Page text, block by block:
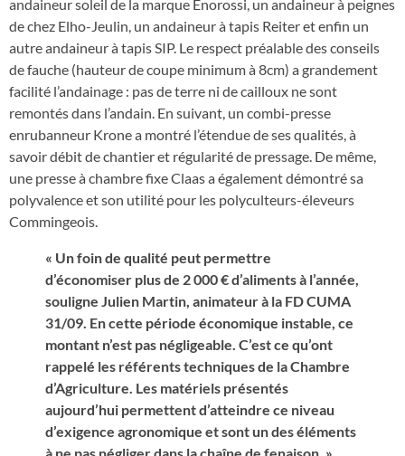
andaineur soleil de la marque Enorossi, un andaineur à peignes
de chez Elho-Jeulin, un andaineur à tapis Reiter et enfin un
autre andaineur à tapis SIP. Le respect préalable des conseils
de fauche (hauteur de coupe minimum à 8cm) a grandement
facilité l’andainage : pas de terre ni de cailloux ne sont
remontés dans l’andain. En suivant, un combi-presse
enrubanneur Krone a montré l’étendue de ses qualités, à
savoir débit de chantier et régularité de pressage. De même,
une presse à chambre fixe Claas a également démontré sa
polyvalence et son utilité pour les polyculteurs-éleveurs
Commingeois.
« Un foin de qualité peut permettre
d’économiser plus de 2 000 € d’aliments à l’année,
souligne Julien Martin, animateur à la FD CUMA
31/09. En cette période économique instable, ce
montant n’est pas négligeable. C’est ce qu’ont
rappelé les référents techniques de la Chambre
d’Agriculture. Les matériels présentés
aujourd’hui permettent d’atteindre ce niveau
d’exigence agronomique et sont un des éléments